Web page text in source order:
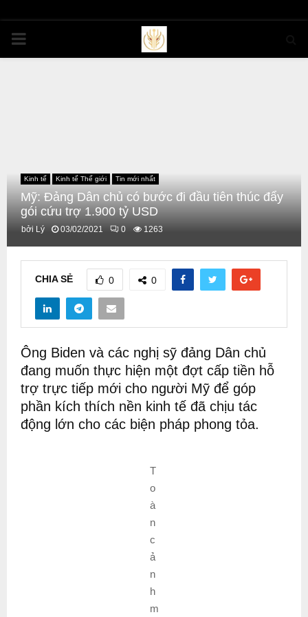
PRIMARY
Kinh tế Kinh tế Thế giới Tin mới nhất
Mỹ: Đảng Dân chủ có bước đi đầu tiên thúc đẩy
gói cứu trợ 1.900 tỷ USD
bởi Lý 03/02/2021 0 1263
CHIA SẺ 0 0
Ông Biden và các nghị sỹ đảng Dân chủ
đang muốn thực hiện một đợt cấp tiền hỗ
trợ trực tiếp mới cho người Mỹ để góp
phần kích thích nền kinh tế đã chịu tác
động lớn cho các biện pháp phong tỏa.
T
o
à
n
c
ả
n
h
m